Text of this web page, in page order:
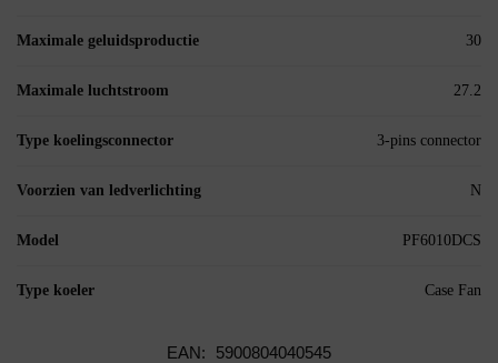
Maximale geluidsproductie 30
Maximale luchtstroom 27.2
Type koelingsconnector 3-pins connector
Voorzien van ledverlichting N
Model PF6010DCS
Type koeler Case Fan
EAN:
5900804040545